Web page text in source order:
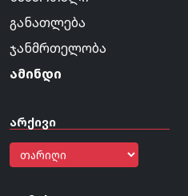
განათლება
ჯანმრთელობა
ამინდი
არქივი